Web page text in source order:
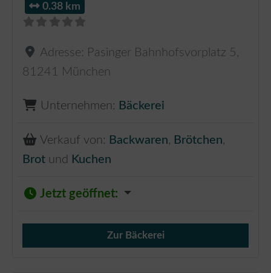
0.38 km
Adresse: Pasinger Bahnhofsvorplatz 5 ,
81241
München
Unternehmen: Bäckerei
Verkauf von: Backwaren, Brötchen,
Brot und Kuchen
Jetzt geöffnet:
Verkauf von Brötchen,
Zur Bäckerei